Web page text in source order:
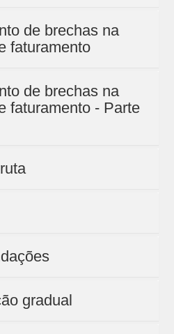
de brechas na
faturamento
de brechas na
faturamento - Parte
gradual